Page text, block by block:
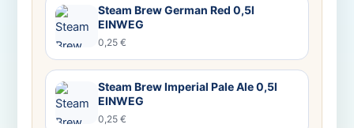
Steam Brew German Red 0,5l
EINWEG
0,25 €
Steam Brew Imperial Pale Ale 0,5l
EINWEG
0,25 €